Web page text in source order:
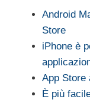
Android
Store
iPhone è
App Store
È più